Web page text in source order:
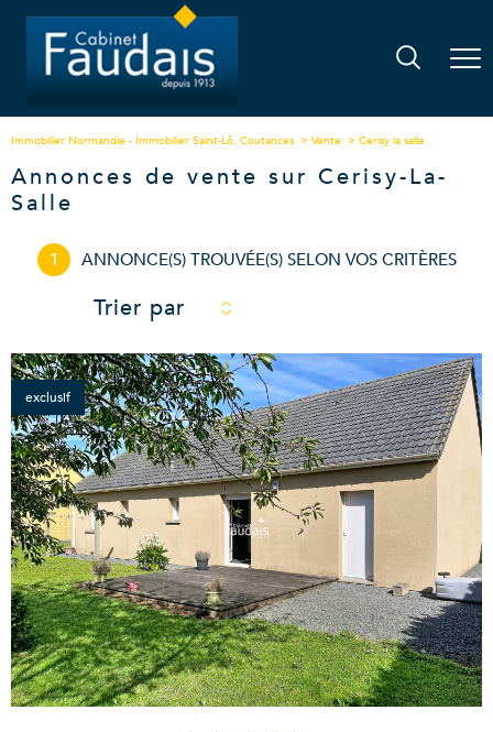
Immobilier Normandie - Immobilier Saint-Lô, Coutances Vente Cerisy la salle
Annonces de vente sur Cerisy-La-
Salle
1 ANNONCE(S) TROUVÉE(S) SELON VOS CRITÈRES
Trier par
exclusif